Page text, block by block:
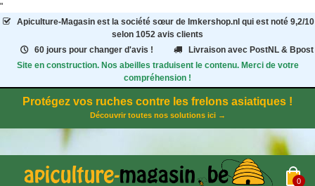
"
Apiculture-Magasinest la société sœur de Imkershop.nl qui est noté 9,2/10
selon 1052 avis clients
60 jours pour changer d'avis !
Livraison avec PostNL & Bpost
Site en construction. Nos abeilles traduisent le contenu. Merci de votre
compréhension !
Protégez vos ruches contre les frelons asiatiques !
Découvrir toutes nos solutions ici →
0